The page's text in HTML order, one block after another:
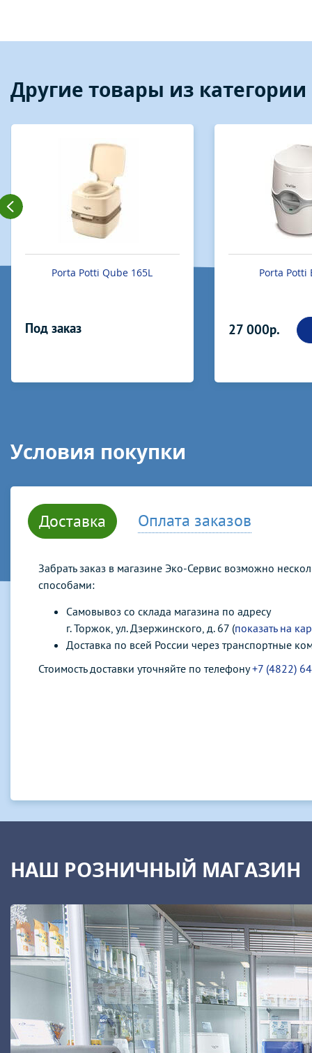
Другие товары из
Porta Potti Qube 165L
Под заказ
Porta Potti
27 000р.
Условия покупки
Доставка Оплата заказов
Забрать заказ в магазине Эко-Сервис возможно
способами:
Самовывоз со склада магазина по адресу
г. Торжок, ул. Дзержинского, д. 67 (показать на
Доставка по всей России через транспортные
Стоимость доставки уточняйте по телефону+7 (4822)
НАШ РОЗНИЧНЫЙ МАГАЗИН